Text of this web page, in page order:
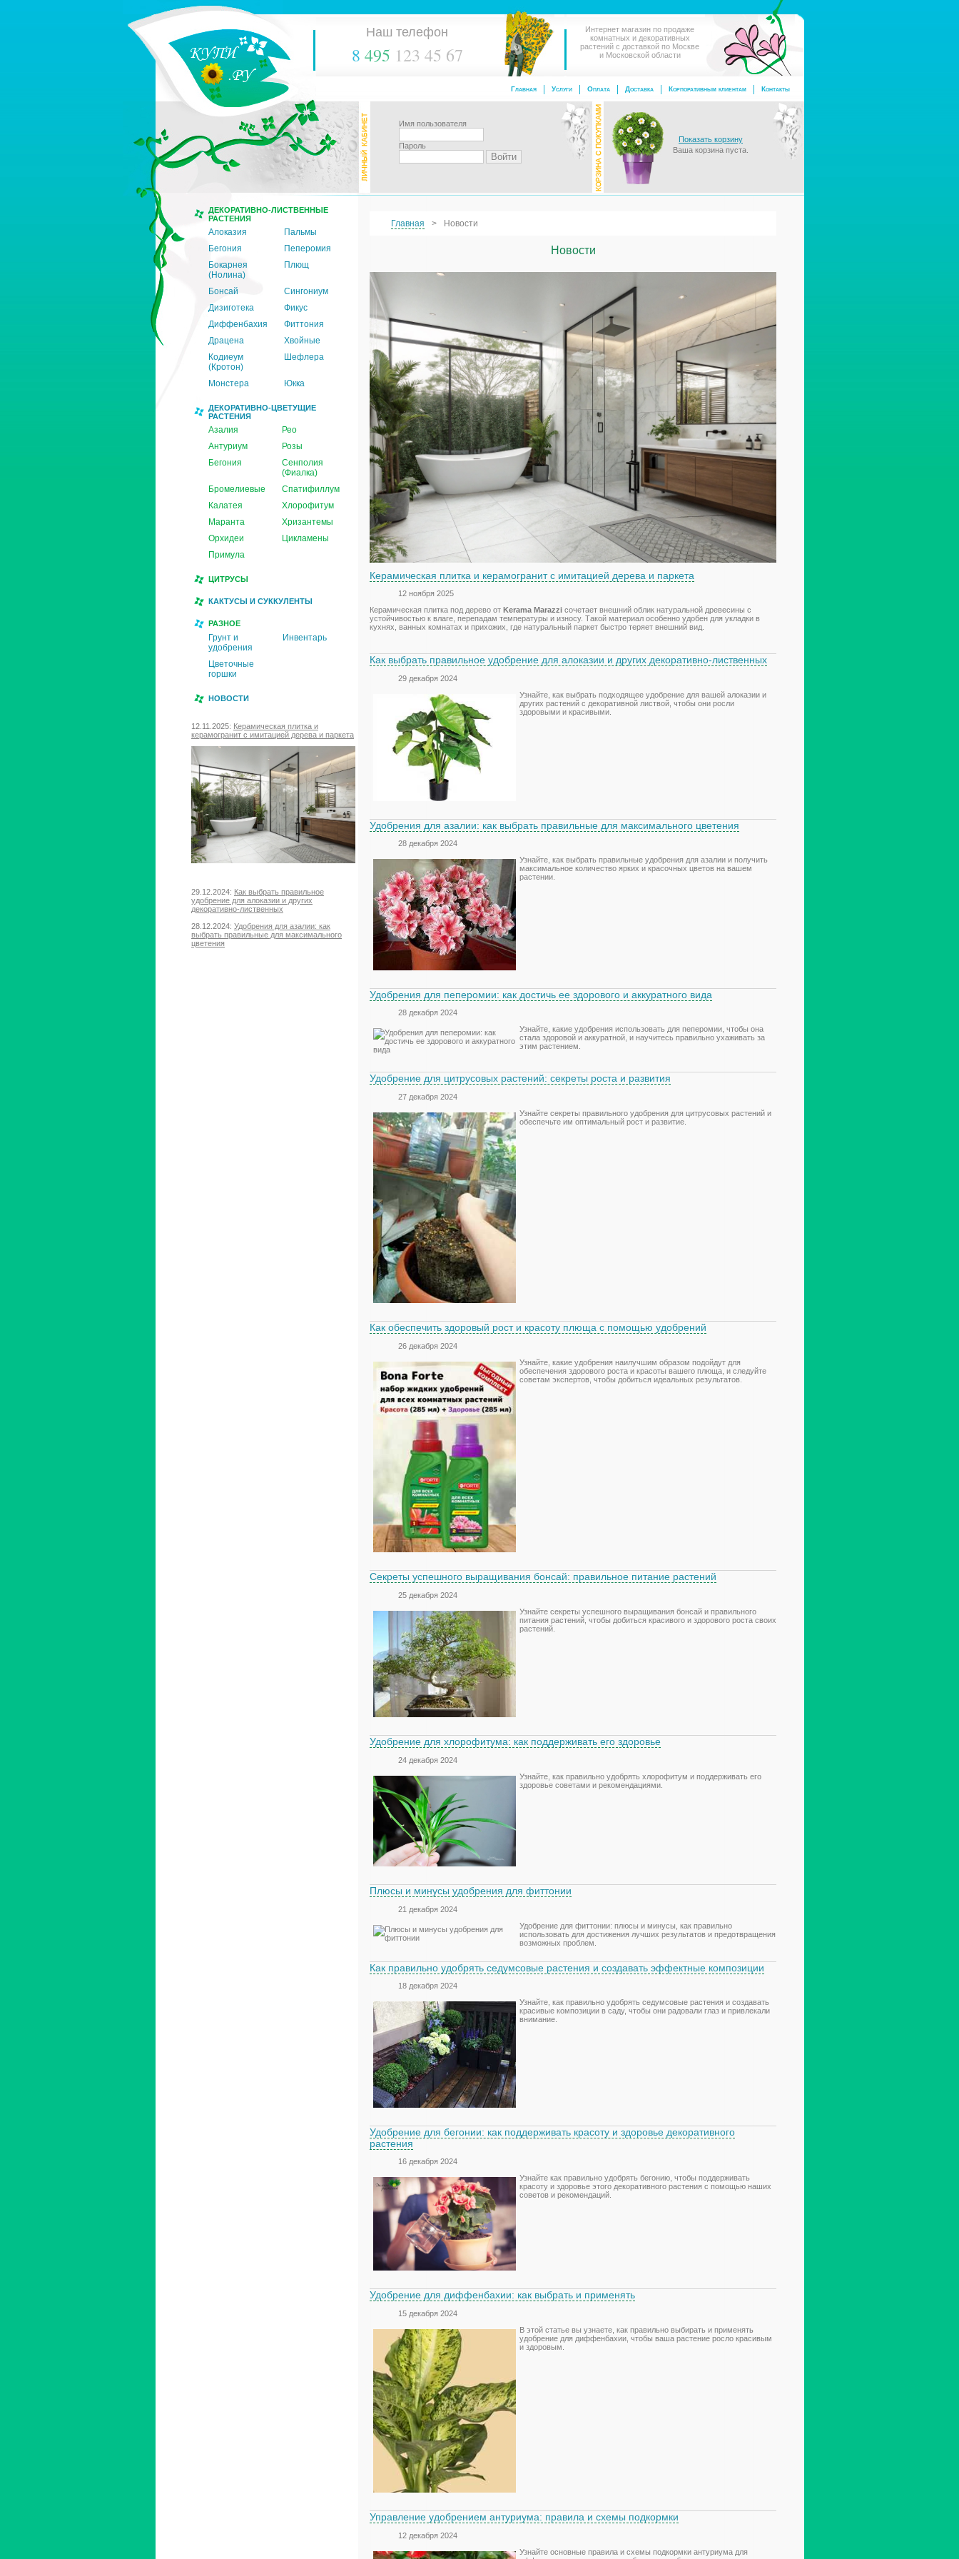
Наш телефон
8 495 123 45 67
Интернет магазин по продаже
комнатных и декоративных
растений с доставкой по Москве
и Московской области
Контакты
Корпоративным клиентам
Доставка
Оплата
Услуги
Главная
Имя пользователя
Пароль
Показать корзину
Ваша корзина пуста.
ДЕКОРАТИВНО-ЛИСТВЕННЫЕ
РАСТЕНИЯ
Алоказия
Пальмы
Бегония
Пеперомия
Бокарнея
(Нолина)
Плющ
Бонсай
Сингониум
Дизиготека
Фикус
Диффенбахия
Фиттония
Драцена
Хвойные
Кодиеум
(Кротон)
Шефлера
Монстера Юкка
ДЕКОРАТИВНО-ЦВЕТУЩИЕ
РАСТЕНИЯ
Азалия
Рео
Антуриум
Розы
Бегония
Сенполия
(Фиалка)
Бромелиевые
Спатифиллум
Калатея
Хлорофитум
Маранта
Хризантемы
Орхидеи
Цикламены
Примула
ЦИТРУСЫ
КАКТУСЫ И СУККУЛЕНТЫ
РАЗНОЕ
Грунт и
удобрения
Инвентарь
Цветочные
горшки
НОВОСТИ
12.11.2025: Керамическая плитка и
керамогранит с имитацией дерева и паркета
29.12.2024: Как выбрать правильное
удобрение для алоказии и других
декоративно-лиственных
28.12.2024: Удобрения для азалии: как
выбрать правильные для максимального
цветения
Главная Новости
Новости
Керамическая плитка и керамогранит с имитацией дерева и паркета
12 ноября 2025
Керамическая плитка под дерево от Kerama Marazzi сочетает внешний облик натуральной древесины с
устойчивостью к влаге, перепадам температуры и износу. Такой материал особенно удобен для укладки в
кухнях, ванных комнатах и прихожих, где натуральный паркет быстро теряет внешний вид.
Как выбрать правильное удобрение для алоказии и других декоративно-лиственных
29 декабря 2024
Узнайте, как выбрать подходящее удобрение для вашей алоказии и
других растений с декоративной листвой, чтобы они росли
здоровыми и красивыми.
Удобрения для азалии: как выбрать правильные для максимального цветения
28 декабря 2024
Узнайте, как выбрать правильные удобрения для азалии и получить
максимальное количество ярких и красочных цветов на вашем
растении.
Удобрения для пеперомии: как достичь ее здорового и аккуратного вида
28 декабря 2024
Узнайте, какие удобрения использовать для пеперомии, чтобы она
стала здоровой и аккуратной, и научитесь правильно ухаживать за
этим растением.
Удобрение для цитрусовых растений: секреты роста и развития
27 декабря 2024
Узнайте секреты правильного удобрения для цитрусовых растений и
обеспечьте им оптимальный рост и развитие.
Как обеспечить здоровый рост и красоту плюща с помощью удобрений
26 декабря 2024
Узнайте, какие удобрения наилучшим образом подойдут для
обеспечения здорового роста и красоты вашего плюща, и следуйте
советам экспертов, чтобы добиться идеальных результатов.
Секреты успешного выращивания бонсай: правильное питание растений
25 декабря 2024
Узнайте секреты успешного выращивания бонсай и правильного
питания растений, чтобы добиться красивого и здорового роста своих
растений.
Удобрение для хлорофитума: как поддерживать его здоровье
24 декабря 2024
Узнайте, как правильно удобрять хлорофитум и поддерживать его
здоровье советами и рекомендациями.
Плюсы и минусы удобрения для фиттонии
21 декабря 2024
Удобрение для фиттонии: плюсы и минусы, как правильно
использовать для достижения лучших результатов и предотвращения
возможных проблем.
Как правильно удобрять седумсовые растения и создавать эффектные композиции
18 декабря 2024
Узнайте, как правильно удобрять седумсовые растения и создавать
красивые композиции в саду, чтобы они радовали глаз и привлекали
внимание.
Удобрение для бегонии: как поддерживать красоту и здоровье декоративного
растения
16 декабря 2024
Узнайте как правильно удобрять бегонию, чтобы поддерживать
красоту и здоровье этого декоративного растения с помощью наших
советов и рекомендаций.
Удобрение для диффенбахии: как выбрать и применять
15 декабря 2024
В этой статье вы узнаете, как правильно выбирать и применять
удобрение для диффенбахии, чтобы ваша растение росло красивым
и здоровым.
Управление удобрением антуриума: правила и схемы подкормки
12 декабря 2024
Узнайте основные правила и схемы подкормки антуриума для